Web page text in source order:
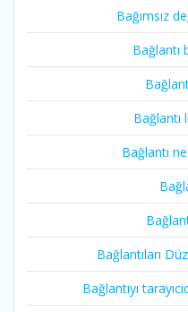
Bağımsız
Bağlantı
Bağlantı
Bağlantı
Bağlantıları
Bağlantıyı